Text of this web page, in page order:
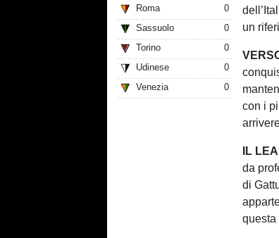
Roma
0
Sassuolo
0
Torino
0
Udinese
0
Venezia
0
un
con i
IL
da
di
questa